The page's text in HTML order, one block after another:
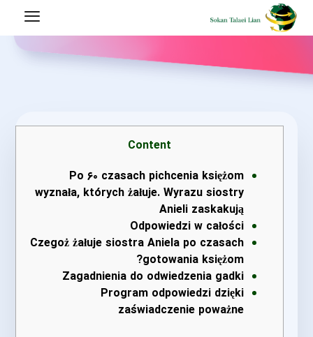
Content
Po ۶۰ czasach pichcenia księżom
wyznała, których żałuje. Wyrazu siostry
Anieli zaskakują
Odpowiedzi w całości
Czegoż żałuje siostra Aniela po czasach
gotowania księżom?
Zagadnienia do odwiedzenia gadki
Program odpowiedzi dzięki
zaświadczenie poważne